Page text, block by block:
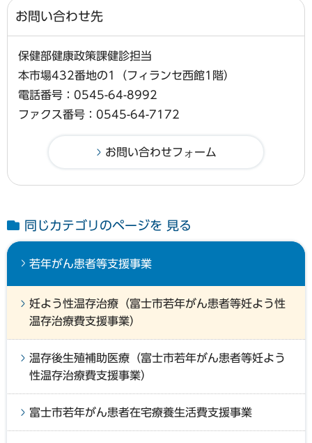
お問い合わせ先
保健部健康政策課健診担当
本市場432番地の1（フィランセ西館1階）
電話番号：0545-64-8992
ファクス番号：0545-64-7172
同じカテゴリのページを 見る
若年がん患者等支援事業
妊よう性温存治療（富士市若年がん患者等妊よう性
温存治療費支援事業）
温存後生殖補助医療（富士市若年がん患者等妊よう
性温存治療費支援事業）
富士市若年がん患者在宅療養生活費支援事業